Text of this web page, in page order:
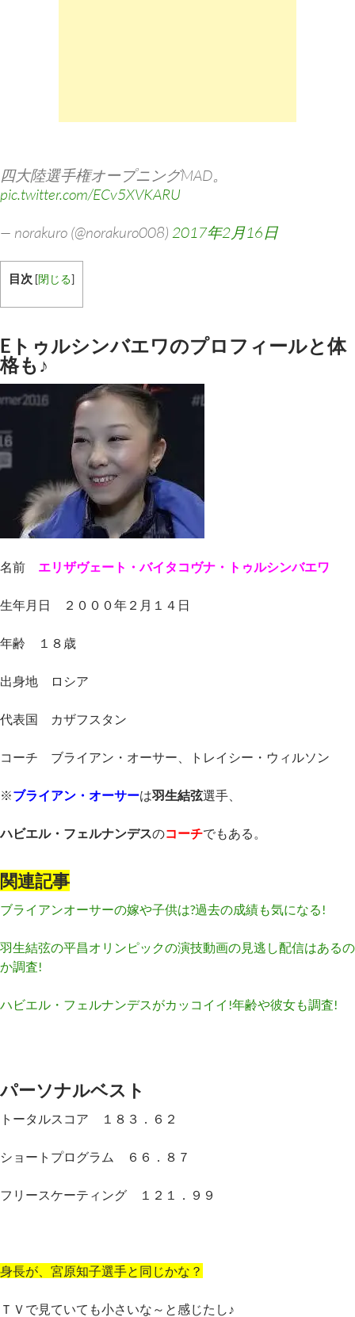
四大陸選手権オープニングMAD。
pic.twitter.com/ECv5XVKARU
— norakuro (@norakuro008) 2017年2月16日
目次 [閉じる]
Eトゥルシンバエワのプロフィールと体
格も♪
名前 エリザヴェート・バイタコヴナ・トゥルシンバエワ
生年月日 ２０００年２月１４日
年齢 １８歳
出身地 ロシア
代表国 カザフスタン
コーチ ブライアン・オーサー、トレイシー・ウィルソン
※ブライアン・オーサーは羽生結弦選手、
ハビエル・フェルナンデスのコーチでもある。
関連記事
ブライアンオーサーの嫁や子供は?過去の成績も気になる!
羽生結弦の平昌オリンピックの演技動画の見逃し配信はあるの
か調査!
ハビエル・フェルナンデスがカッコイイ!年齢や彼女も調査!
パーソナルベスト
トータルスコア １８３．６２
ショートプログラム ６６．８７
フリースケーティング １２１．９９
身長が、宮原知子選手と同じかな？
ＴＶで見ていても小さいな～と感じたし♪